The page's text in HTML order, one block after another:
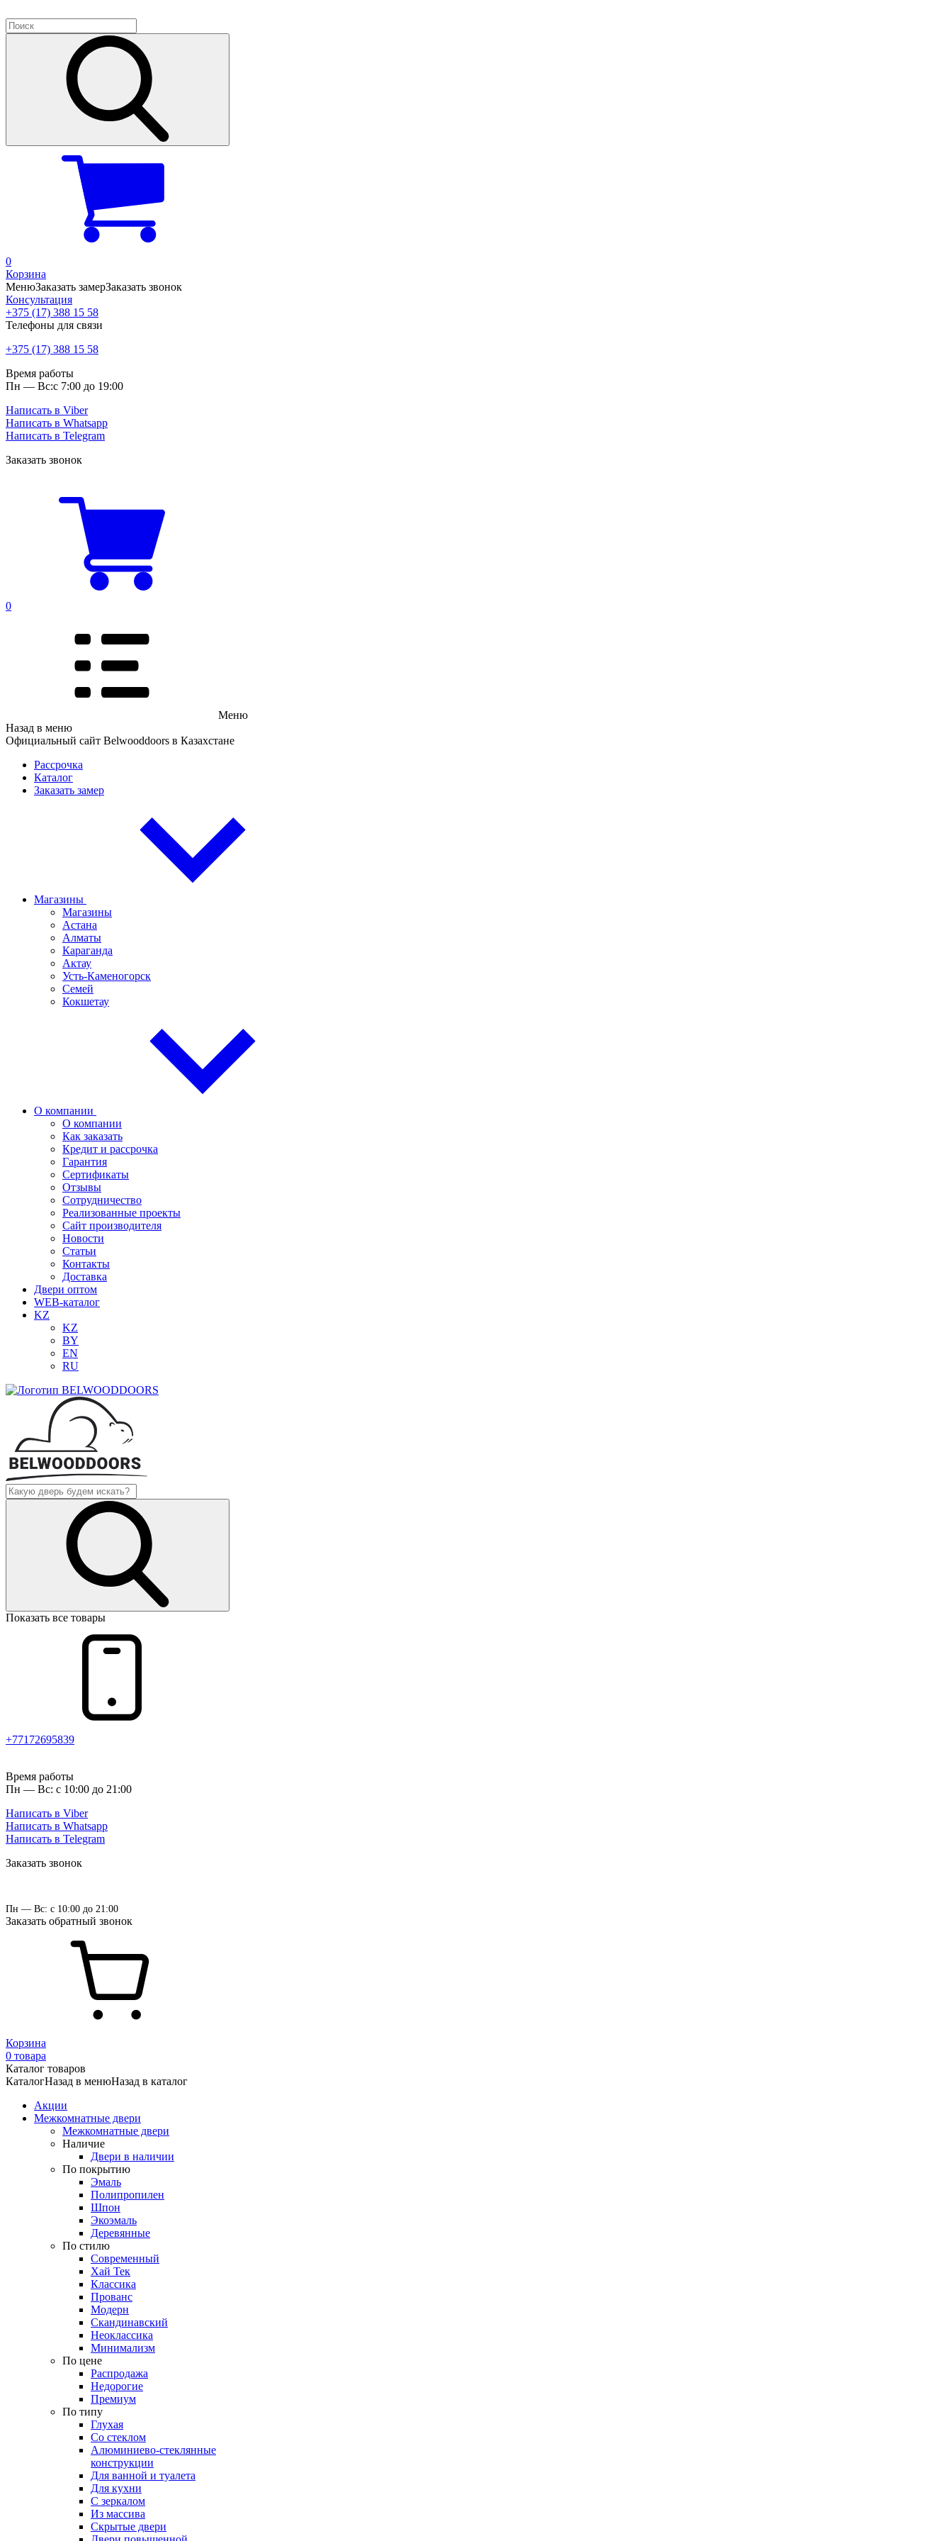
0
Корзина
МенюЗаказать замерЗаказать звонок
Консультация
+375 (17) 388 15 58
Телефоны для связи
+375 (17) 388 15 58
Время работы
Пн — Вс:с 7:00 до 19:00
Написать в Viber
Написать в Whatsapp
Написать в Telegram
Заказать звонок
0
Меню
Назад в меню
Официальный сайт Belwooddoors в Казахстане
Рассрочка
Каталог
Заказать замер
Магазины
Магазины
Астана
Алматы
Караганда
Актау
Усть-Каменогорск
Семей
Кокшетау
О компании
О компании
Как заказать
Кредит и рассрочка
Гарантия
Сертификаты
Отзывы
Сотрудничество
Реализованные проекты
Сайт производителя
Новости
Статьи
Контакты
Доставка
Двери оптом
WEB-каталог
KZ
KZ
BY
EN
RU
Показать все товары
+77172695839
Время работы
Пн — Вс: с 10:00 до 21:00
Написать в Viber
Написать в Whatsapp
Написать в Telegram
Заказать звонок
Пн — Вс: с 10:00 до 21:00
Заказать обратный звонок
Корзина
0 товара
Каталог товаров
КаталогНазад в менюНазад в каталог
Акции
Межкомнатные двери
Межкомнатные двери
Наличие
Двери в наличии
По покрытию
Эмаль
Полипропилен
Шпон
Экоэмаль
Деревянные
По стилю
Современный
Хай Тек
Классика
Прованс
Модерн
Скандинавский
Неоклассика
Минимализм
По цене
Распродажа
Недорогие
Премиум
По типу
Глухая
Со стеклом
Алюминиево-стеклянные
конструкции
Для ванной и туалета
Для кухни
С зеркалом
Из массива
Скрытые двери